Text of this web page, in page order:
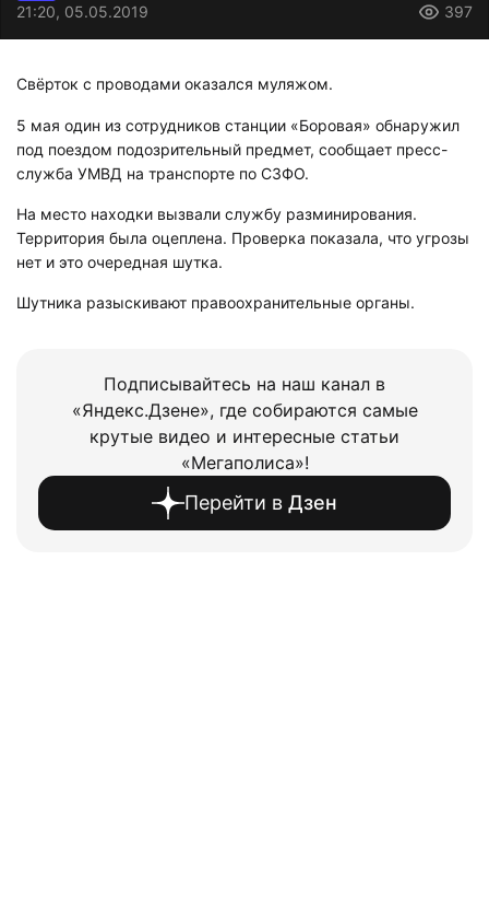
21:20, 05.05.2019
397
Свёрток с проводами оказался муляжом.
5 мая один из сотрудников станции «Боровая» обнаружил
под поездом подозрительный предмет, сообщает пресс-
служба УМВД на транспорте по СЗФО.
На место находки вызвали службу разминирования.
Территория была оцеплена. Проверка показала, что угрозы
нет и это очередная шутка.
Шутника разыскивают правоохранительные органы.
Подписывайтесь на наш канал в
«Яндекс.Дзене», где собираются самые
крутые видео и интересные статьи
«Мегаполиса»!
Перейти в Дзен